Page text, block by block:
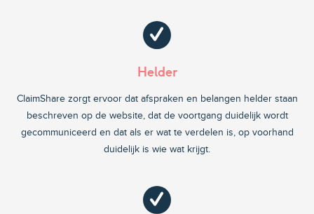
Helder
ClaimShare zorgt ervoor dat afspraken en belangen helder staan
beschreven op de website, dat de voortgang duidelijk wordt
gecommuniceerd en dat als er wat te verdelen is, op voorhand
duidelijk is wie wat krijgt.